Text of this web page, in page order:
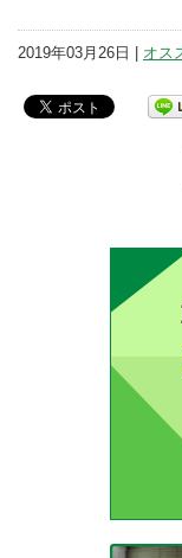
2019年03月26日 | オス